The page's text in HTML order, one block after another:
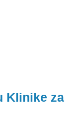
Klinike za